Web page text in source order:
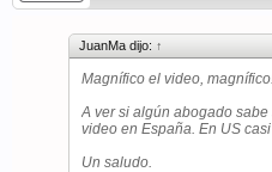
JuanMa dijo: ↑
Magnífico el video,
A ver si algún abogado
video en España. En US
Un saludo.